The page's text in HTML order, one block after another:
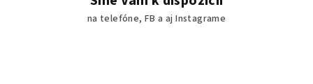
na telefóne, FB a aj Instagrame